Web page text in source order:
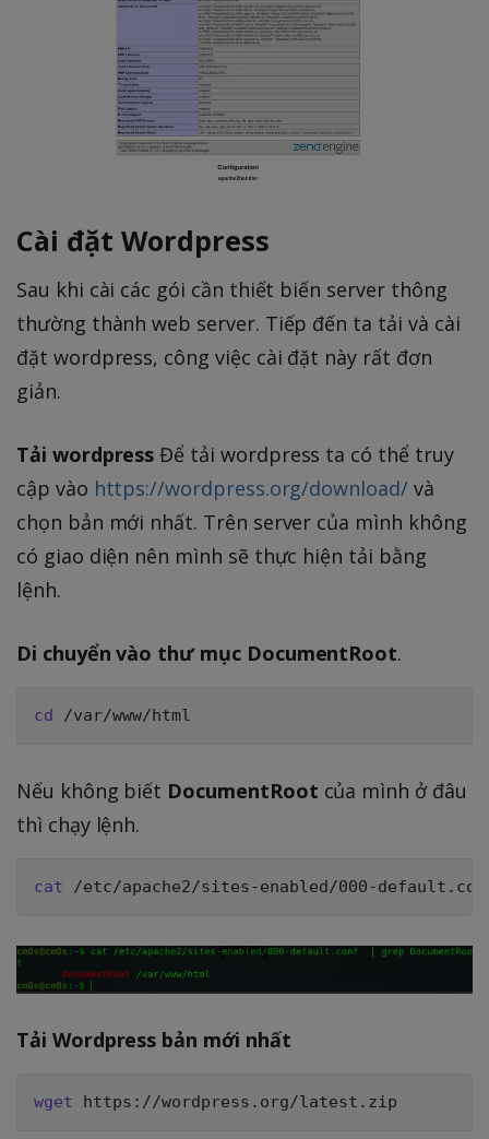
Cài đặt Wordpress
Sau khi cài các gói cần thiết biến server thông
thường thành web server. Tiếp đến ta tải và cài
đặt wordpress, công việc cài đặt này rất đơn
giản.
Tải wordpress Để tải wordpress ta có thể truy
cập vào https://wordpress.org/download/ và
chọn bản mới nhất. Trên server của mình không
có giao diện nên mình sẽ thực hiện tải bằng
lệnh.
Di chuyển vào thư mục DocumentRoot.
cd
Nếu không biết DocumentRoot của mình ở đâu
thì chạy lệnh.
cat /etc/apache2/sites-enabled/000-
Tải Wordpress bản mới nhất
wget